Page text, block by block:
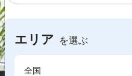
エリア を選ぶ
全国